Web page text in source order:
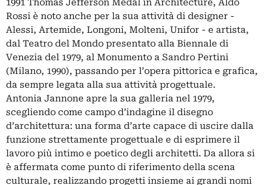
1991 Thomas Jefferson Medal in Architecture, Aldo
Rossi è noto anche per la sua attività di designer -
Alessi, Artemide, Longoni, Molteni, Unifor - e artista,
dal Teatro del Mondo presentato alla Biennale di
Venezia del 1979, al Monumento a Sandro Pertini
(Milano, 1990), passando per l’opera pittorica e grafica,
da sempre legata alla sua attività progettuale.
Antonia Jannone apre la sua galleria nel 1979,
scegliendo come campo d’indagine il disegno
d’architettura: una forma d’arte capace di uscire dalla
funzione strettamente progettuale e di esprimere il
lavoro più intimo e poetico degli architetti. Da allora si
è affermata come punto di riferimento della scena
culturale, realizzando progetti insieme ai grandi nomi